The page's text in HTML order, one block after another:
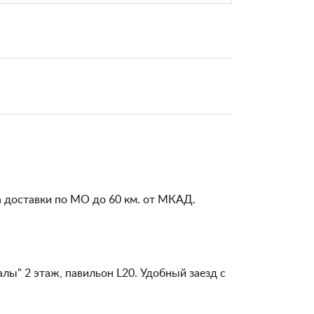
доставки по МО до 60 км. от МКАД.
2 этаж, павильон L20. Удобный заезд с